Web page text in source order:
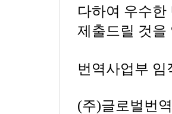
다하여 우수한
제출드릴 것을
번역사업부 임
(주)글로벌번